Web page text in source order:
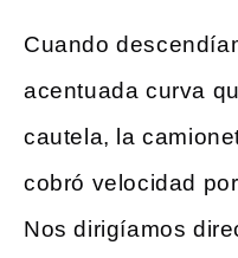
Cuando
acentuada curva
cautela, la
cobró velocidad
Nos dirigíamos